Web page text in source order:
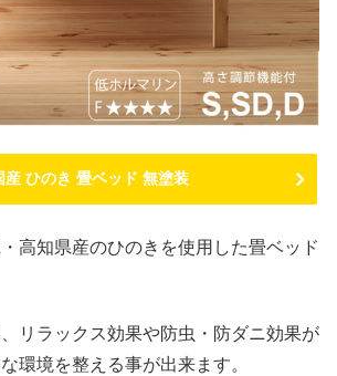
産 ひのき 畳ベッド 無塗装
高知県産のひのきを使用した畳ベッド
リラックス効果や防虫・防ダニ効果が
環境を整える事が出来ます。